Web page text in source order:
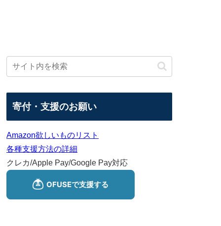
寄付・支援のお願い
Amazon欲しいものリスト
各種支援方法の詳細
クレカ/Apple Pay/Google Pay対応